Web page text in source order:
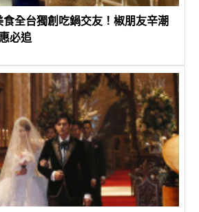
全台獨創吃鍋交友！椒朋友辛潮
必追